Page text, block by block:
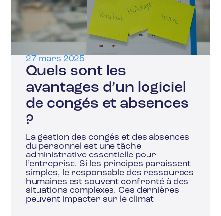
27 mars 2025
Quels sont les
avantages d’un logiciel
de congés et absences
?
La gestion des congés et des absences
du personnel est une tâche
administrative essentielle pour
l’entreprise. Si les principes paraissent
simples, le responsable des ressources
humaines est souvent confronté à des
situations complexes. Ces dernières
peuvent impacter sur le climat